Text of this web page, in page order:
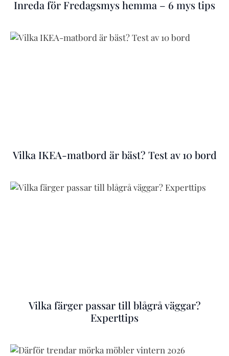
Inreda för Fredagsmys hemma – 6 mys tips
Vilka IKEA-matbord är bäst? Test av 10 bord
Vilka färger passar till blågrå väggar?
Experttips